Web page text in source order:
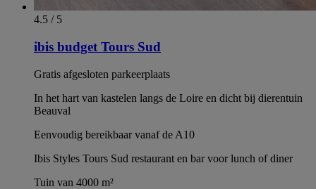
4.5 / 5
ibis budget Tours Sud
Gratis afgesloten parkeerplaats
In het hart van kastelen langs de Loire en dicht bij dierentuin
Beauval
Eenvoudig bereikbaar vanaf de A10
Ibis Styles Tours Sud restaurant en bar voor lunch of diner
Tuin van 4000 m²